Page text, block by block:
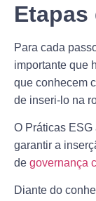
Etapas
Para cada
importante que
que conhecem
de inseri-lo na
O Práticas ESG
garantir a
de governança
Diante do